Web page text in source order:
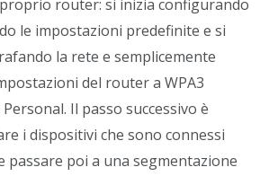
router: si inizia configurando
le impostazioni predefinite e si
la rete e semplicemente
del router a WPA3
Il passo successivo è
i dispositivi che sono connessi
passare poi a una segmentazione